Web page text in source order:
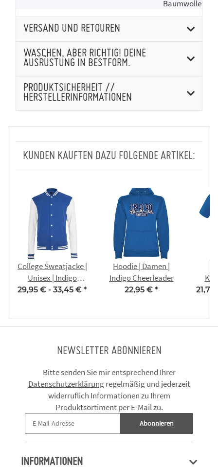
Baumwolle
VERSAND UND RETOUREN
WASCHEN, ABER RICHTIG! DEINE
AUSRÜSTUNG IN BESTFORM.
PRODUKTSICHERHEIT //
HERSTELLERINFORMATIONEN
KUNDEN KAUFTEN DAZU FOLGENDE ARTIKEL:
College Sweatjacke |
Unisex | Indigo
Cheerleader
29,95 € - 33,45 € *
Hoodie | Damen |
Indigo Cheerleader
22,95 € *
NEWSLETTER ABONNIEREN
Bitte senden Sie mir entsprechend Ihrer
Datenschutzerklärungregelmäßig und jederzeit
widerruflich Informationen zu Ihrem
Produktsortiment per E-Mail zu.
Abonnieren
INFORMATIONEN